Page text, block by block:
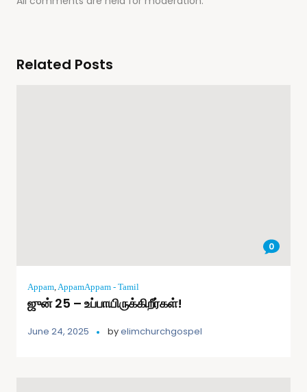
Related Posts
0
Appam,AppamAppam - Tamil
ஜுன் 25 – உப்பாயிருக்கிறீர்கள்!
June 24, 2025 byelimchurchgospel